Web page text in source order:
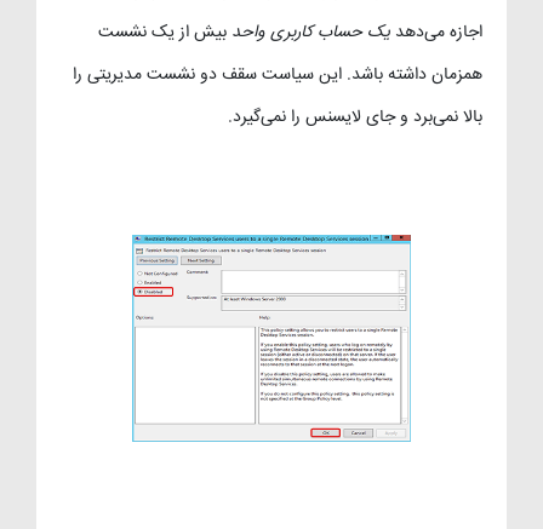
اجازه می‌دهد یک حساب کاربری واحد بیش از یک نشست
همزمان داشته باشد. این سیاست سقف دو نشست مدیریتی را
بالا نمی‌برد و جای لایسنس را نمی‌گیرد.